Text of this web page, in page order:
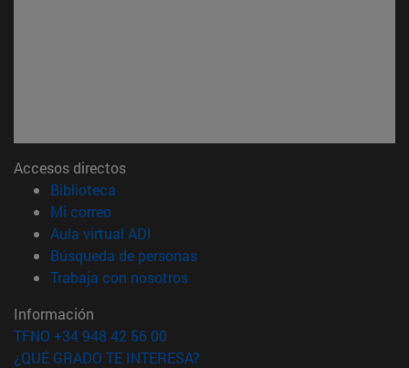
Accesos directos
Biblioteca
Mi correo(abre en nueva ventana)
Aula virtual ADI
Búsqueda de personas(abre en nueva ventana)
Trabaja con nosotros(abre en nueva ventana)
Información
TFNO +34 948 42 56 00
¿QUÉ GRADO TE INTERESA?